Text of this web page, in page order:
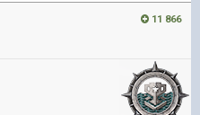
11 866